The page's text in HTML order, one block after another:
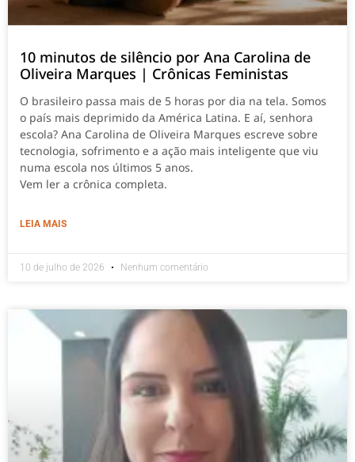
10 minutos de silêncio por Ana Carolina de
Oliveira Marques | Crônicas Feministas
O brasileiro passa mais de 5 horas por dia na tela. Somos
o país mais deprimido da América Latina. E aí, senhora
escola? Ana Carolina de Oliveira Marques escreve sobre
tecnologia, sofrimento e a ação mais inteligente que viu
numa escola nos últimos 5 anos.
Vem ler a crônica completa.
LEIA MAIS
10 de julho de 2026 Nenhum comentário